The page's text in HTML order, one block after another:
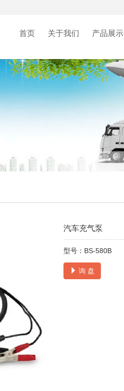
首页 关于我们 产品展示
汽车充气泵
型号：BS-580B
询 盘